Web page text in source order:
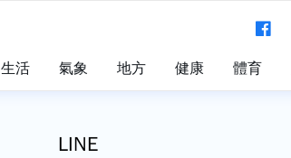
生活 氣象 地方 健康 體育
LINE